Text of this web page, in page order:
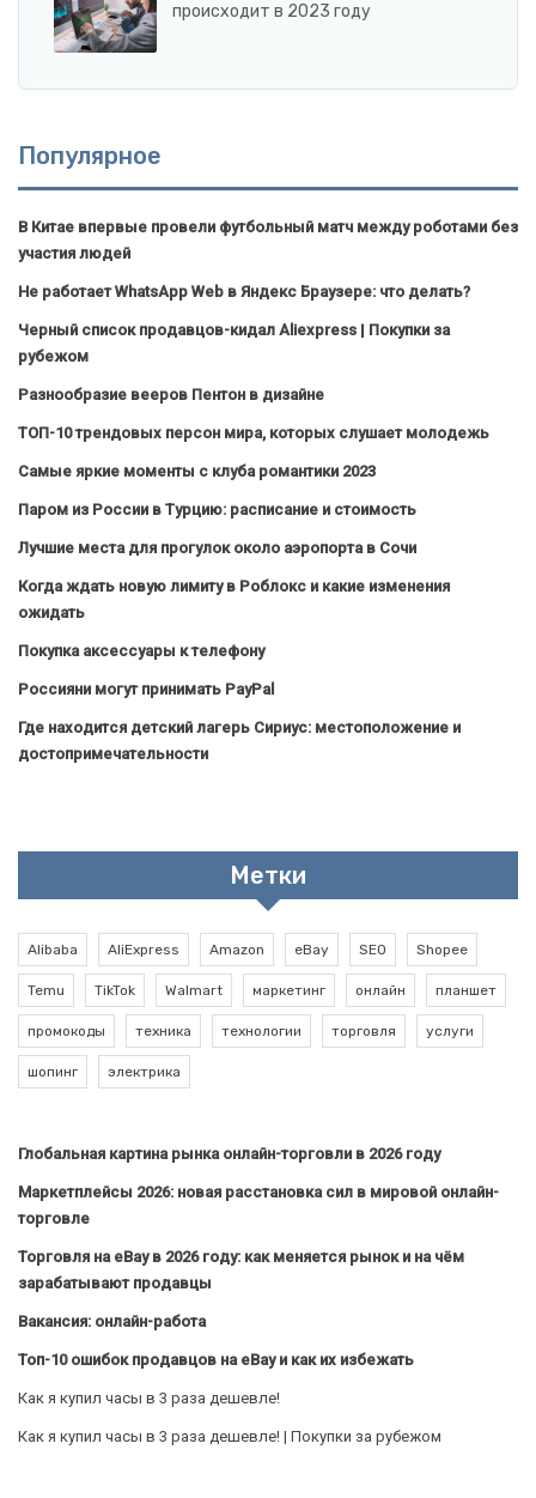
происходит в 2023 году
Популярное
В Китае впервые провели футбольный матч между роботами без
участия людей
Не работает WhatsApp Web в Яндекс Браузере: что делать?
Черный список продавцов-кидал Aliexpress | Покупки за
рубежом
Разнообразие вееров Пентон в дизайне
ТОП-10 трендовых персон мира, которых слушает молодежь
Самые яркие моменты с клуба романтики 2023
Паром из России в Турцию: расписание и стоимость
Лучшие места для прогулок около аэропорта в Сочи
Когда ждать новую лимиту в Роблокс и какие изменения
ожидать
Покупка аксессуары к телефону
Россияни могут принимать PayPal
Где находится детский лагерь Сириус: местоположение и
достопримечательности
Метки
Alibaba AliExpress Amazon eBay SEO Shopee
Temu TikTok Walmart маркетинг онлайн планшет
промокоды техника технологии торговля услуги
шопинг электрика
Глобальная картина рынка онлайн-торговли в 2026 году
Маркетплейсы 2026: новая расстановка сил в мировой онлайн-
торговле
Торговля на eBay в 2026 году: как меняется рынок и на чём
зарабатывают продавцы
Вакансия: онлайн-работа
Топ-10 ошибок продавцов на eBay и как их избежать
Как я купил часы в 3 раза дешевле!
Как я купил часы в 3 раза дешевле! | Покупки за рубежом